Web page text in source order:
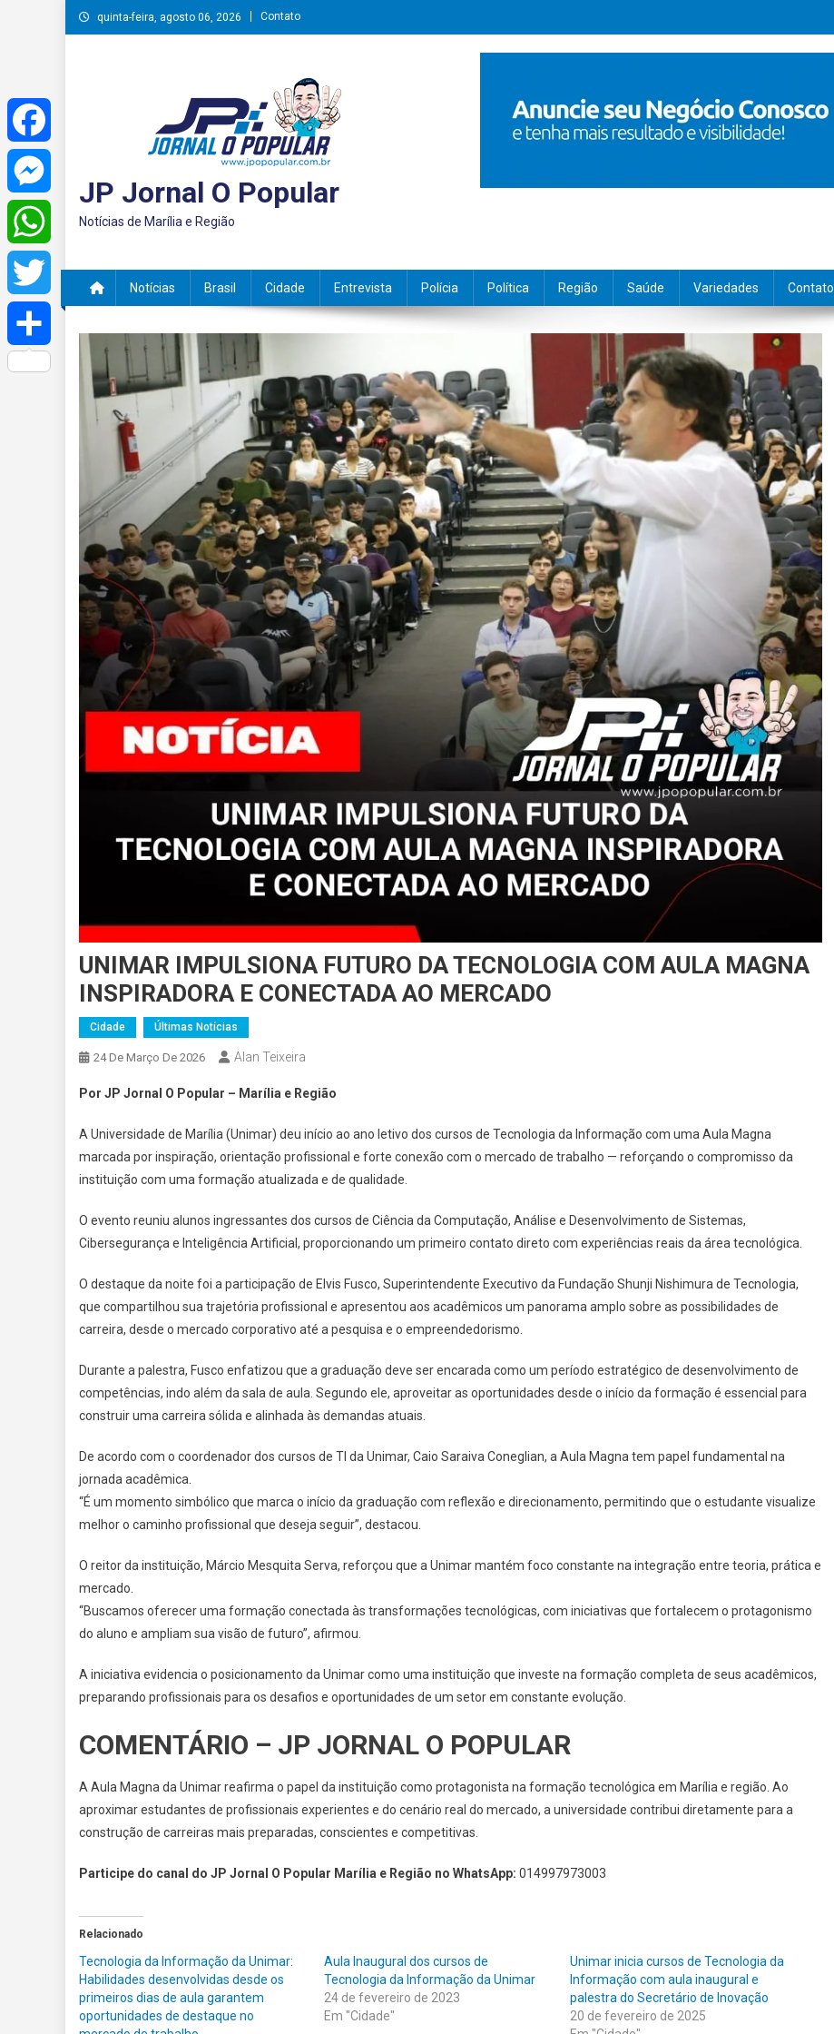
Skip
to
quinta-feira, agosto 06, 2026 Contato
JP Jornal O Popular
Notícias de Marília e Região
Notícias Brasil Cidade Entrevista Polícia Política Região Saúde Variedades Contato
UNIMAR IMPULSIONA FUTURO DA TECNOLOGIA COM AULA MAGNA
INSPIRADORA E CONECTADA AO MERCADO
Cidade Últimas Notícias
24 De Março De 2026 Alan Teixeira
Por JP Jornal O Popular – Marília e Região
A Universidade de Marília (Unimar) deu início ao ano letivo dos cursos de Tecnologia da Informação com uma Aula Magna
marcada por inspiração, orientação profissional e forte conexão com o mercado de trabalho — reforçando o compromisso da
instituição com uma formação atualizada e de qualidade.
O evento reuniu alunos ingressantes dos cursos de Ciência da Computação, Análise e Desenvolvimento de Sistemas,
Cibersegurança e Inteligência Artificial, proporcionando um primeiro contato direto com experiências reais da área tecnológica.
O destaque da noite foi a participação de Elvis Fusco, Superintendente Executivo da Fundação Shunji Nishimura de Tecnologia,
que compartilhou sua trajetória profissional e apresentou aos acadêmicos um panorama amplo sobre as possibilidades de
carreira, desde o mercado corporativo até a pesquisa e o empreendedorismo.
Durante a palestra, Fusco enfatizou que a graduação deve ser encarada como um período estratégico de desenvolvimento de
competências, indo além da sala de aula. Segundo ele, aproveitar as oportunidades desde o início da formação é essencial para
construir uma carreira sólida e alinhada às demandas atuais.
De acordo com o coordenador dos cursos de TI da Unimar, Caio Saraiva Coneglian, a Aula Magna tem papel fundamental na
jornada acadêmica.
“É um momento simbólico que marca o início da graduação com reflexão e direcionamento, permitindo que o estudante visualize
melhor o caminho profissional que deseja seguir”, destacou.
O reitor da instituição, Márcio Mesquita Serva, reforçou que a Unimar mantém foco constante na integração entre teoria, prática e
mercado.
“Buscamos oferecer uma formação conectada às transformações tecnológicas, com iniciativas que fortalecem o protagonismo
do aluno e ampliam sua visão de futuro”, afirmou.
A iniciativa evidencia o posicionamento da Unimar como uma instituição que investe na formação completa de seus acadêmicos,
preparando profissionais para os desafios e oportunidades de um setor em constante evolução.
COMENTÁRIO – JP JORNAL O POPULAR
A Aula Magna da Unimar reafirma o papel da instituição como protagonista na formação tecnológica em Marília e região. Ao
aproximar estudantes de profissionais experientes e do cenário real do mercado, a universidade contribui diretamente para a
construção de carreiras mais preparadas, conscientes e competitivas.
Participe do canal do JP Jornal O Popular Marília e Região no WhatsApp: 014997973003
Relacionado
Tecnologia da Informação da Unimar:
Habilidades desenvolvidas desde os
primeiros dias de aula garantem
oportunidades de destaque no
Aula Inaugural dos cursos de
Tecnologia da Informação da Unimar
24 de fevereiro de 2023
Em "Cidade"
Unimar inicia cursos de Tecnologia da
Informação com aula inaugural e
palestra do Secretário de Inovação
20 de fevereiro de 2025
Facebook
Messenger
WhatsApp
Twitter
Share